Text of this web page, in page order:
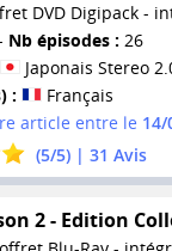
DVD Digipack -
Nb épisodes : 26
Japonais Stereo
:
Français
article entre le 14/
(5/5) | 31 Avis
2 - Edition